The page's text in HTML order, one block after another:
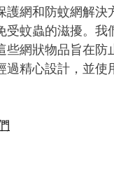
網和防蚊網解決
蚊蟲的滋擾。我
網狀物品旨在防
精心設計，並使